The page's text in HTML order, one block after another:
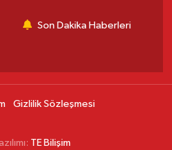
Son Dakika Haberleri
Gizlilik Sözleşmesi
TE Bilişim